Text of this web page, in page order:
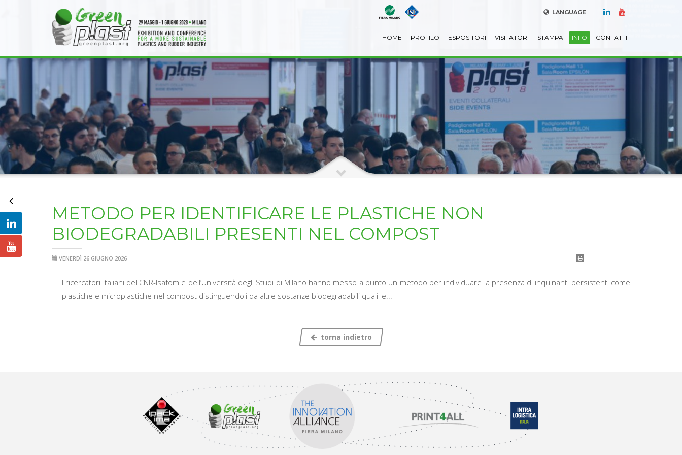
LANGUAGE
HOME PROFILO ESPOSITORI VISITATORI STAMPA INFO CONTATTI
METODO PER IDENTIFICARE LE PLASTICHE NON
BIODEGRADABILI PRESENTI NEL COMPOST
VENERDÌ 26 GIUGNO 2026
I ricercatori italiani del CNR-Isafom e dell’Università degli Studi di Milano hanno messo a punto un metodo per individuare la presenza di inquinanti persistenti come
plastiche e microplastiche nel compost distinguendoli da altre sostanze biodegradabili quali le...
torna indietro